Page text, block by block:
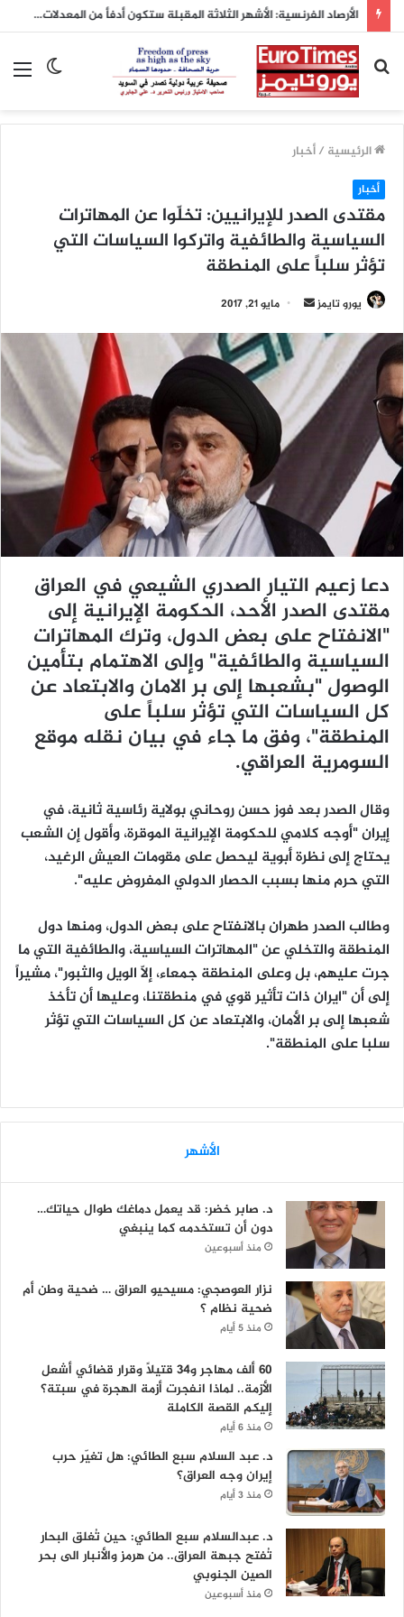
الأرصاد الفرنسية: الأشهر الثلاثة المقبلة ستكون أدفأ من المعدلات الطبيعية
الوضع
بحث
عن
الرئيسية /أخبار
أخبار
مقتدى الصدر للإيرانيين: تخلّوا عن المهاترات
السياسية والطائفية واتركوا السياسات التي
تؤثر سلباً على المنطقة
يورو تايمز
س
ل
ب
ر
ي
ل
و
ن
مايو 21, 2017
دعا زعيم التيار الصدري الشيعي في العراق
مقتدى الصدر الأحد، الحكومة الإيرانية إلى
"الانفتاح على بعض الدول، وترك المهاترات
السياسية والطائفية" وإلى الاهتمام بتأمين
الوصول "بشعبها إلى بر الامان والابتعاد عن
كل السياسات التي تؤثر سلباً على
المنطقة"، وفق ما جاء في بيان نقله موقع
السومرية العراقي.
وقال الصدر بعد فوز حسن روحاني بولاية رئاسية ثانية، في
إيران "أوجه كلامي للحكومة الإيرانية الموقرة، وأقول إن الشعب
يحتاج إلى نظرة أبوية ليحصل على مقومات العيش الرغيد،
التي حرم منها بسبب الحصار الدولي المفروض عليه".
وطالب الصدر طهران بالانفتاح على بعض الدول، ومنها دول
المنطقة والتخلي عن "المهاترات السياسية، والطائفية التي ما
جرت عليهم، بل وعلى المنطقة جمعاء، إلاّ الويل والثبور"، مشيراً
إلى أن "ايران ذات تأثير قوي في منطقتنا، وعليها أن تأخذ
شعبها إلى بر الأمان، والابتعاد عن كل السياسات التي تؤثر
سلبا على المنطقة".
الأشهر
د. صابر خضر: قد يعمل دماغك طوال حياتك…
دون أن تستخدمه كما ينبغي
منذ أسبوعين
نزار العوصجي: مسيحيو العراق … ضحية وطن أم
ضحية نظام ؟
منذ 5 أيام
60 ألف مهاجر و34 قتيلاً وقرار قضائي أشعل
الأزمة.. لماذا انفجرت أزمة الهجرة في سبتة؟
إليكم القصة الكاملة
منذ 6 أيام
د. عبد السلام سبع الطائي: هل تغيّر حرب
إيران وجه العراق؟
منذ 3 أيام
د. عبدالسلام سبع الطائي: حين تُغلق البحار
تُفتح جبهة العراق.. من هرمز والأنبار الى بحر
الصين الجنوبي
منذ أسبوعين